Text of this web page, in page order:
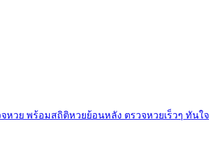
หวย พร้อมสถิติหวยย้อนหลัง ตรวจหวยเร็วๆ ทันใจ